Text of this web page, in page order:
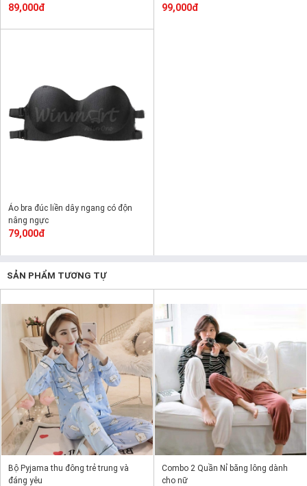
89,000đ 99,000đ
Áo bra đúc liền dây ngang có độn
nâng ngực
79,000đ
SẢN PHẨM TƯƠNG TỰ
Bộ Pyjama thu đông trẻ trung và
đáng yêu
Combo 2 Quần Nỉ băng lông dành
cho nữ